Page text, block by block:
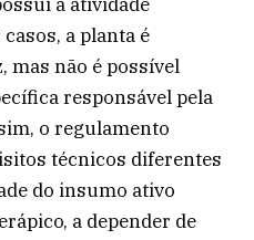
a atividade
a planta é
mas não é possível
responsável pela
o regulamento
técnicos diferentes
do insumo ativo
a depender de